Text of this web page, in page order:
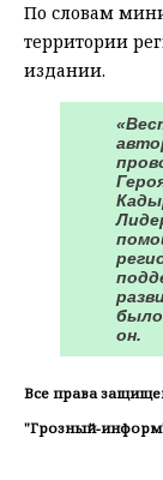
По словам
территории
издании.
он.
Все права
"Грозный-